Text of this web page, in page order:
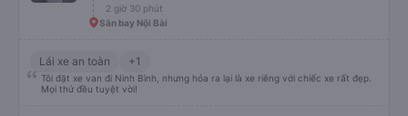
2 giờ 30 phút
Sân bay Nội Bài
Lái xe an toàn +1
Tôi đặt xe van đi Ninh Bình, nhưng hóa ra lại là xe riêng với chiếc xe rất đẹp.
Mọi thứ đều tuyệt vời!